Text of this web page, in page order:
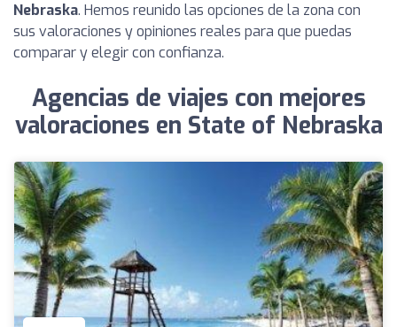
Nebraska. Hemos reunido las opciones de la zona con
sus valoraciones y opiniones reales para que puedas
comparar y elegir con confianza.
Agencias de viajes con mejores
valoraciones en State of Nebraska